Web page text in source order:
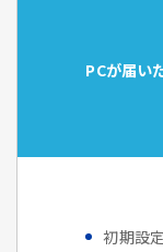
PCが届い
初期設